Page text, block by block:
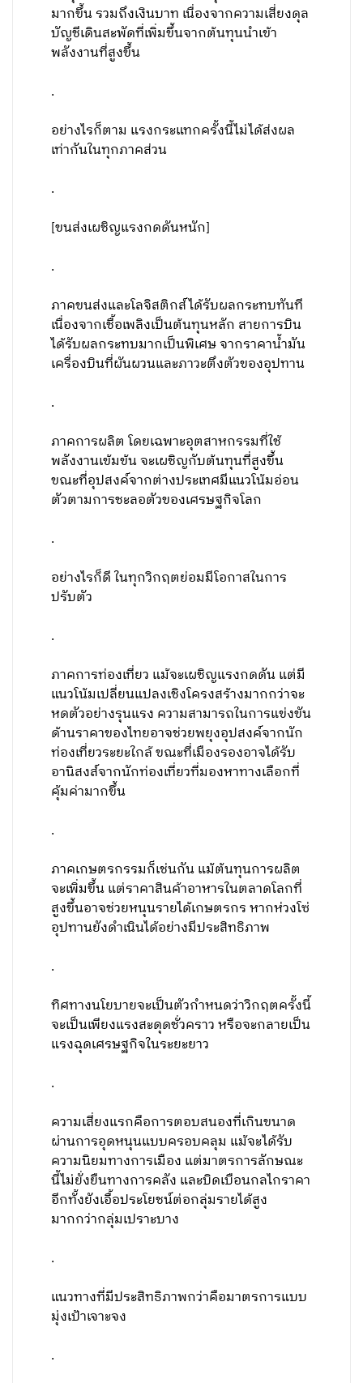
มากขึ้น รวมถึงเงินบาท เนื่องจากความเสี่ยงดุล
บัญชีเดินสะพัดที่เพิ่มขึ้นจากต้นทุนนำเข้า
พลังงานที่สูงขึ้น
.
อย่างไรก็ตาม แรงกระแทกครั้งนี้ไม่ได้ส่งผล
เท่ากันในทุกภาคส่วน
.
[ขนส่งเผชิญแรงกดดันหนัก]
.
ภาคขนส่งและโลจิสติกส์ได้รับผลกระทบทันที
เนื่องจากเชื้อเพลิงเป็นต้นทุนหลัก สายการบิน
ได้รับผลกระทบมากเป็นพิเศษ จากราคาน้ำมัน
เครื่องบินที่ผันผวนและภาวะตึงตัวของอุปทาน
.
ภาคการผลิต โดยเฉพาะอุตสาหกรรมที่ใช้
พลังงานเข้มข้น จะเผชิญกับต้นทุนที่สูงขึ้น
ขณะที่อุปสงค์จากต่างประเทศมีแนวโน้มอ่อน
ตัวตามการชะลอตัวของเศรษฐกิจโลก
.
อย่างไรก็ดี ในทุกวิกฤตย่อมมีโอกาสในการ
ปรับตัว
.
ภาคการท่องเที่ยว แม้จะเผชิญแรงกดดัน แต่มี
แนวโน้มเปลี่ยนแปลงเชิงโครงสร้างมากกว่าจะ
หดตัวอย่างรุนแรง ความสามารถในการแข่งขัน
ด้านราคาของไทยอาจช่วยพยุงอุปสงค์จากนัก
ท่องเที่ยวระยะใกล้ ขณะที่เมืองรองอาจได้รับ
อานิสงส์จากนักท่องเที่ยวที่มองหาทางเลือกที่
คุ้มค่ามากขึ้น
.
ภาคเกษตรกรรมก็เช่นกัน แม้ต้นทุนการผลิต
จะเพิ่มขึ้น แต่ราคาสินค้าอาหารในตลาดโลกที่
สูงขึ้นอาจช่วยหนุนรายได้เกษตรกร หากห่วงโซ่
อุปทานยังดำเนินได้อย่างมีประสิทธิภาพ
.
ทิศทางนโยบายจะเป็นตัวกำหนดว่าวิกฤตครั้งนี้
จะเป็นเพียงแรงสะดุดชั่วคราว หรือจะกลายเป็น
แรงฉุดเศรษฐกิจในระยะยาว
.
ความเสี่ยงแรกคือการตอบสนองที่เกินขนาด
ผ่านการอุดหนุนแบบครอบคลุม แม้จะได้รับ
ความนิยมทางการเมือง แต่มาตรการลักษณะ
นี้ไม่ยั่งยืนทางการคลัง และบิดเบือนกลไกราคา
อีกทั้งยังเอื้อประโยชน์ต่อกลุ่มรายได้สูง
มากกว่ากลุ่มเปราะบาง
.
แนวทางที่มีประสิทธิภาพกว่าคือมาตรการแบบ
มุ่งเป้าเจาะจง
.